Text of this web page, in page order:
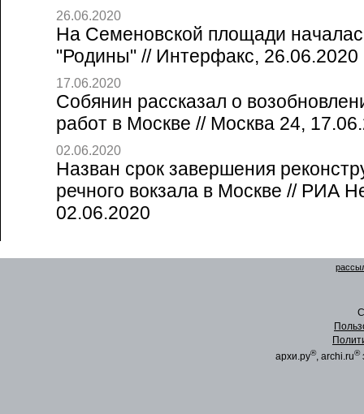
26.06.2020
На Семеновской площади
"Родины" // Интерфакс, 26.06.2020
17.06.2020
Собянин рассказал о
работ в Москве // Москва 24,
02.06.2020
Назван срок завершения
речного вокзала в Москве // РИА
02.06.2020
архи.ру®, archi.ru®